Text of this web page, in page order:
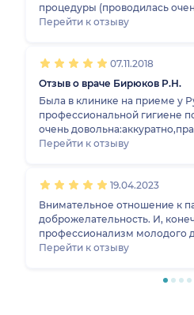
процедуры (проводилась
результатом. Перед
за полостью рта. Спасибо Вам
Перейти к отзыву
07.11.2018
Отзыв о враче Бирюков Р.Н.
Была в клинике на приеме у
профессиональной гигиене
очень
безболезненно,четко и
Перейти к отзыву
19.04.2023
Внимательное отношение к
доброжелательность. И,
профессионализм молодого
рассмотрела несколько
изменения десны. Все
Перейти к отзыву